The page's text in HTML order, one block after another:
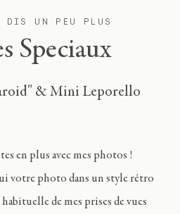
DIS UN PEU PLUS
Speciaux
& Mini Leporello
en plus avec mes photos !
votre photo dans un style rétro
de mes prises de vues